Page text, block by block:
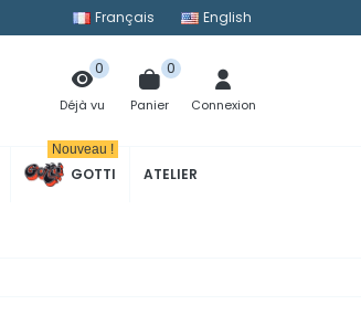
Français English
Déjà vu
0
Panier
0
Connexion
GOTTI
Nouveau !
ATELIER